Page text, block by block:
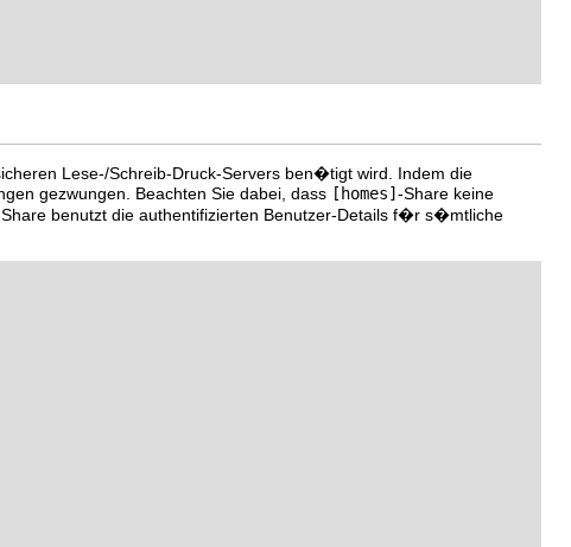
Lese-/Schreib-Druck-Servers ben�tigt wird. Indem die
gezwungen. Beachten Sie dabei, dass [homes] -Share keine
benutzt die authentifizierten Benutzer-Details f�r s�mtliche